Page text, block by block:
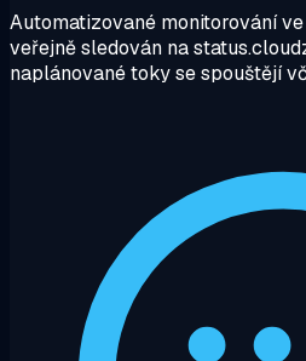
Automatizované monitorování
veřejně sledován na
naplánované toky se spouštějí